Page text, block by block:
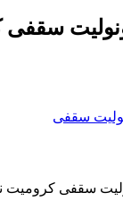
سقفی
سقفی کرومیت